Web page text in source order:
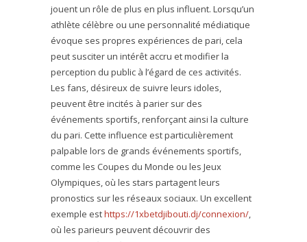
jouent un rôle de plus en plus influent. Lorsqu’un
athlète célèbre ou une personnalité médiatique
évoque ses propres expériences de pari, cela
peut susciter un intérêt accru et modifier la
perception du public à l’égard de ces activités.
Les fans, désireux de suivre leurs idoles,
peuvent être incités à parier sur des
événements sportifs, renforçant ainsi la culture
du pari. Cette influence est particulièrement
palpable lors de grands événements sportifs,
comme les Coupes du Monde ou les Jeux
Olympiques, où les stars partagent leurs
pronostics sur les réseaux sociaux. Un excellent
exemple esthttps://1xbetdjibouti.dj/connexion/,
où les parieurs peuvent découvrir des